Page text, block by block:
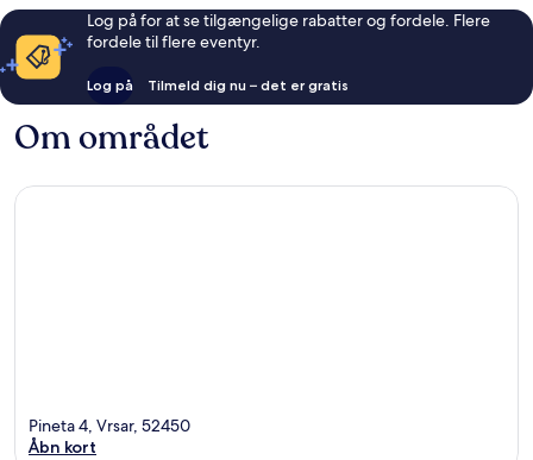
Log på for at se tilgængelige rabatter og fordele. Flere
fordele til flere eventyr.
Log på Tilmeld dig nu – det er gratis
Om området
Pineta 4, Vrsar, 52450
Åbn kort